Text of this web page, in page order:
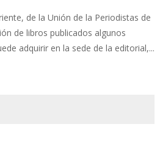
de la Unión de la Periodistas de
de libros publicados algunos
adquirir en la sede de la editorial,...